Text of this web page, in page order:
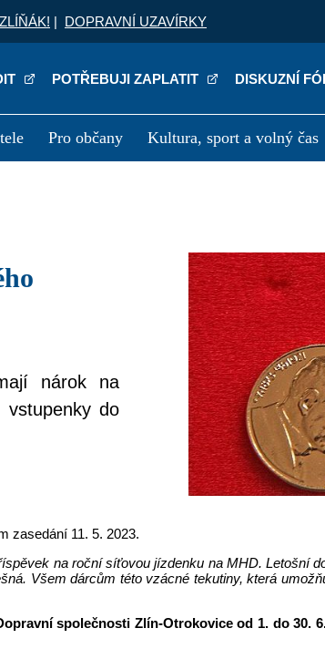
| DOPRAVNÍ UZAVÍRKY
POTŘEBUJI ZAPLATIT DISKUZNÍ
Pro občany Kultura, sport a volný čas
nárok na
vstupenky do
zasedání 11. 5. 2023.
na roční síťovou jízdenku na MHD. Letošní
Všem dárcům této vzácné tekutiny, která
společnosti Zlín-Otrokovice od 1. do 30.